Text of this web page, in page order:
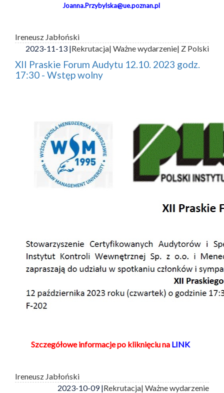
Joanna.Przybylska@ue.poznan.pl
Ireneusz Jabłoński
2023-11-13 |Rekrutacja| Ważne wydarzenie| Z Polski
XII Praskie Forum Audytu 12.10. 2023 godz.
17:30 - Wstęp wolny
Szczegółowe informacje po kliknięciu na LINK
Ireneusz Jabłoński
2023-10-09 |Rekrutacja| Ważne wydarzenie